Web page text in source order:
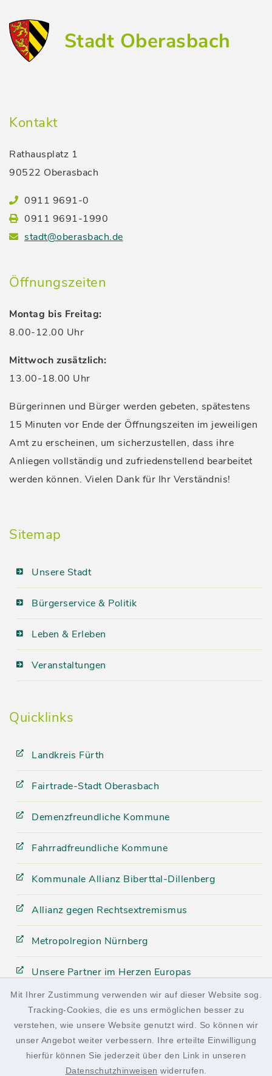
Mit Ihrer Zustimmung verwenden wir auf dieser Website sog.
Tracking-Cookies, die es uns ermöglichen besser zu
verstehen, wie unsere Website genutzt wird. So können wir
unser Angebot weiter verbessern. Ihre erteilte Einwilligung
hierfür können Sie jederzeit über den Link in unseren
Datenschutzhinweisen widerrufen.
Stadt Oberasbach
Kontakt
Rathausplatz 1
90522 Oberasbach
0911 9691-0
0911 9691-1990
stadt@oberasbach.de
Öffnungszeiten
Montag bis Freitag:
8.00-12.00 Uhr
Mittwoch zusätzlich:
13.00-18.00 Uhr
Bürgerinnen und Bürger werden gebeten, spätestens
15 Minuten vor Ende der Öffnungszeiten im jeweiligen
Amt zu erscheinen, um sicherzustellen, dass ihre
Anliegen vollständig und zufriedenstellend bearbeitet
werden können. Vielen Dank für Ihr Verständnis!
Sitemap
Unsere Stadt
Bürgerservice & Politik
Leben & Erleben
Veranstaltungen
Quicklinks
Landkreis Fürth
Fairtrade-Stadt Oberasbach
Demenzfreundliche Kommune
Fahrradfreundliche Kommune
Kommunale Allianz Biberttal-Dillenberg
Allianz gegen Rechtsextremismus
Metropolregion Nürnberg
Unsere Partner im Herzen Europas
facebook
instagram